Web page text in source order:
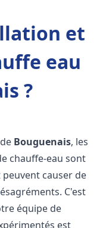
et
eau
?
Bouguenais, les
chauffe-eau sont
causer de
C'est
équipe de
est